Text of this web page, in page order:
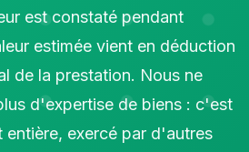
est constaté pendant
estimée vient en déduction
de la prestation. Nous ne
d'expertise de biens : c'est
entière, exercé par d'autres